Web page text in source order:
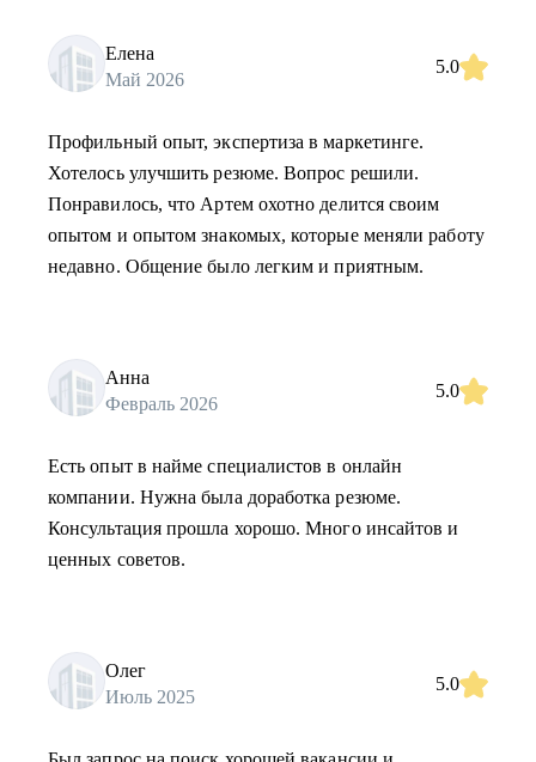
Елена
Май 2026
5.0
Профильный опыт, экспертиза в маркетинге.
Хотелось улучшить резюме. Вопрос решили.
Понравилось, что Артем охотно делится своим
опытом и опытом знакомых, которые меняли работу
недавно. Общение было легким и приятным.
Анна
Февраль 2026
5.0
Есть опыт в найме специалистов в онлайн
компании. Нужна была доработка резюме.
Консультация прошла хорошо. Много инсайтов и
ценных советов.
Олег
Июль 2025
5.0